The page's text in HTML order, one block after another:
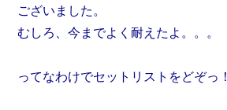
ございました。
むしろ、今までよく耐えたよ。。。
ってなわけでセットリストをどぞっ！